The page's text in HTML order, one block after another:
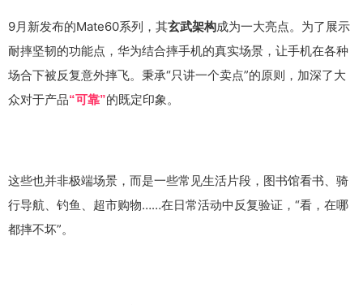
9月新发布的Mate60系列，其玄武架构成为一大亮点。为了展示
耐摔坚韧的功能点，华为结合摔手机的真实场景，让手机在各种
场合下被反复意外摔飞。秉承“只讲一个卖点”的原则，加深了大
众对于产品“可靠”的既定印象。
这些也并非极端场景，而是一些常见生活片段，图书馆看书、骑
行导航、钓鱼、超市购物……在日常活动中反复验证，“看，在哪
都摔不坏”。